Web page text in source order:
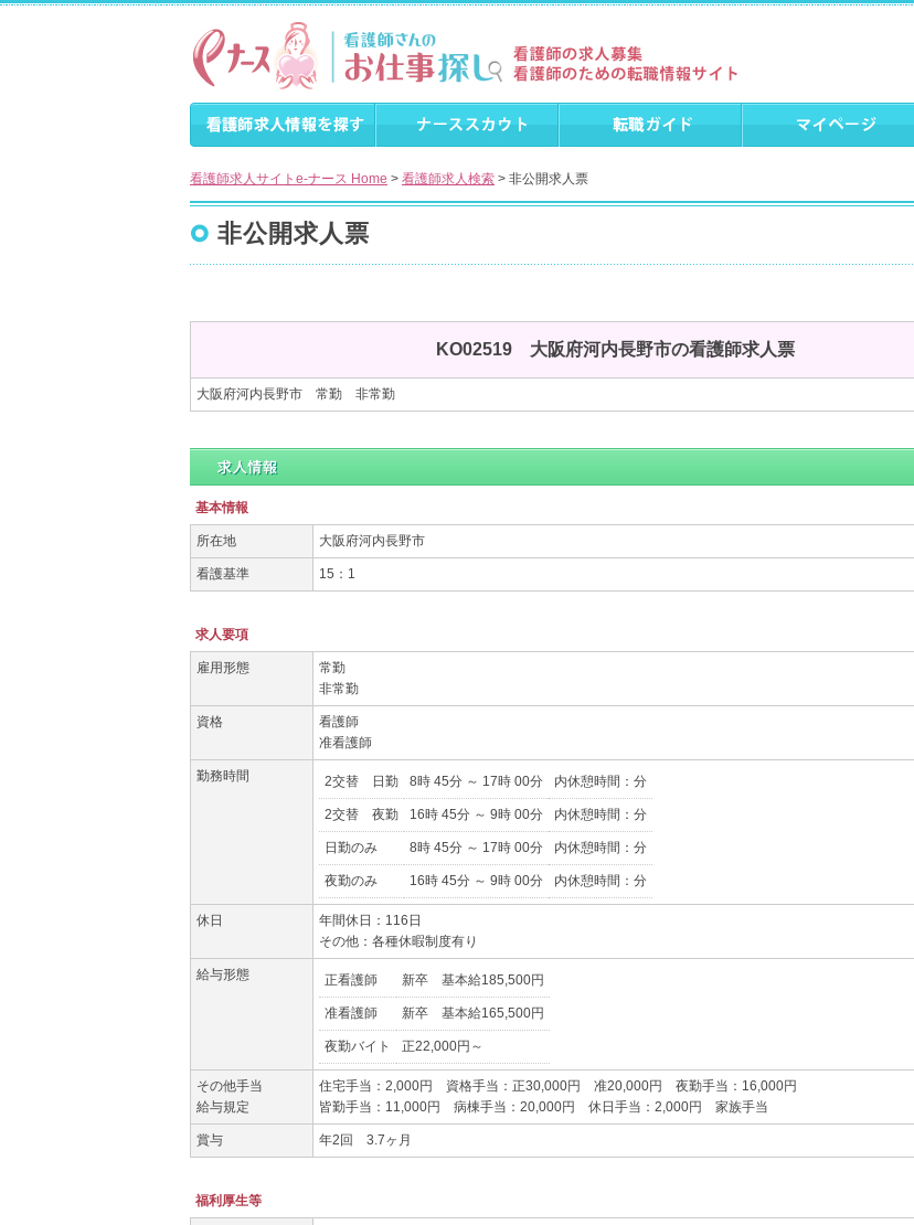
看護師求人サイトe-ナース Home > 看護師求人検索 > 非公開求人票
非公開求人票
KO02519 大阪府河内長野市の看護師求人票
大阪府河内長野市 常勤 非常勤
基本情報
所在地 大阪府河内長野市
看護基準 15：1
求人要項
雇用形態
常勤
非常勤
資格
看護師
准看護師
勤務時間 2交替 日勤 8時 45分 ～ 17時 00分 内休憩時間：分
2交替 夜勤 16時 45分 ～ 9時 00分 内休憩時間：分
日勤のみ 8時 45分 ～ 17時 00分 内休憩時間：分
夜勤のみ 16時 45分 ～ 9時 00分 内休憩時間：分
休日
年間休日：116日
その他：各種休暇制度有り
給与形態 正看護師 新卒 基本給185,500円
准看護師 新卒 基本給165,500円
夜勤バイト 正22,000円～
その他手当
給与規定
住宅手当：2,000円 資格手当：正30,000円 准20,000円 夜勤手当：16,000円
皆勤手当：11,000円 病棟手当：20,000円 休日手当：2,000円 家族手当
賞与 年2回 3.7ヶ月
福利厚生等